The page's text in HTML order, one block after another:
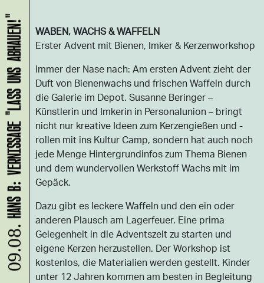
WABEN, WACHS & WAFFELN
Erster Advent mit Bienen, Imker & Kerzenworkshop
Immer der Nase nach: Am ersten Advent zieht der
Duft von Bienenwachs und frischen Waffeln durch
die Galerie im Depot. Susanne Beringer –
Künstlerin und Imkerin in Personalunion – bringt
nicht nur kreative Ideen zum Kerzengießen und -
rollen mit ins Kultur Camp, sondern hat auch noch
jede Menge Hintergrundinfos zum Thema Bienen
und dem wundervollen Werkstoff Wachs mit im
Gepäck.
Dazu gibt es leckere Waffeln und den ein oder
anderen Plausch am Lagerfeuer. Eine prima
Gelegenheit in die Adventszeit zu starten und
eigene Kerzen herzustellen. Der Workshop ist
kostenlos, die Materialien werden gestellt. Kinder
unter 12 Jahren kommen am besten in Begleitung
09.08.
HANS B: VERNISSAGE "LASS UNS ABHAUEN!"